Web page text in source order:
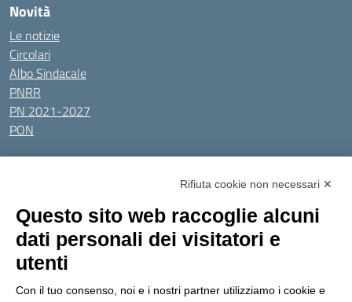
Novità
Le notizie
Circolari
Albo Sindacale
PNRR
PN 2021-2027
PON
Tutti gli argomenti
Amministrazione Trasparente
Privacy Policy
Dichiarazione di accessibilitàObiettivi di accessibilità
Seguici su:
Rifiuta cookie non necessari ✕
Questo sito web raccoglie alcuni
dati personali dei visitatori e
utenti
Con il tuo consenso, noi e i nostri partner utilizziamo i cookie e